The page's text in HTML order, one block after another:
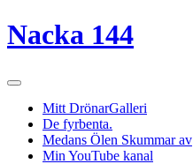
Nacka 144
Mitt DrönarGalleri
De fyrbenta.
Medans Ölen Skummar av
Min YouTube kanal